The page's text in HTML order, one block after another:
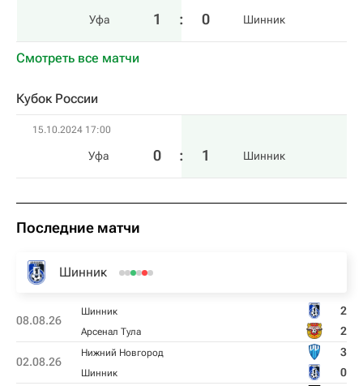
Уфа 1 : 0 Шинник
Смотреть все матчи
Кубок России
15.10.2024 17:00
Уфа 0 : 1 Шинник
Последние матчи
Шинник
08.08.26
Шинник 2
Арсенал Тула 2
02.08.26
Нижний Новгород 3
Шинник 0